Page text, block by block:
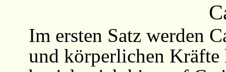
Im ersten Satz werden
und körperlichen